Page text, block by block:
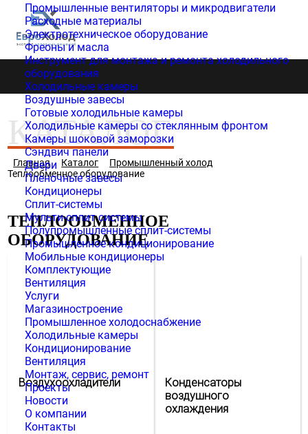
Промышленные вентиляторы и микродвигатели
Расходные материалы
Электротехническое оборудование
Фреоны и масла
Инструмент для монтажа и ремонта холодильного
оборудования
Холодильные камеры
Воздушные завесы
Готовые холодильные камеры
Холодильные камеры со стеклянным фронтом
Камеры шоковой заморозки
Сэндвич панели
Двери
Пленочные завесы
Кондиционеры
Сплит-системы
Мульти-сплит системы
Полупромышленные сплит-системы
Промышленное кондиционирование
Мобильные кондиционеры
Комплектующие
Вентиляция
Услуги
Магазиностроение
Промышленное холодоснабжение
Холодильные камеры
Кондиционирование
Вентиляция
Монтаж, сервис, ремонт
Проекты
Новости
О компании
Контакты
КАТАЛОГ
Главная Каталог
Промышленный холод
Теплообменное оборудование
ТЕПЛООБМЕННОЕ
ОБОРУДОВАНИЕ
Воздухоохладители
Конденсаторы
воздушного
охлаждения